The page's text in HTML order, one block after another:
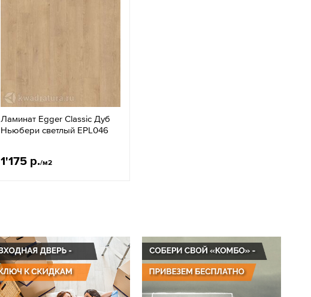
Ламинат Egger Classic Дуб
Ньюбери светлый EPL046
1'175 р./м2